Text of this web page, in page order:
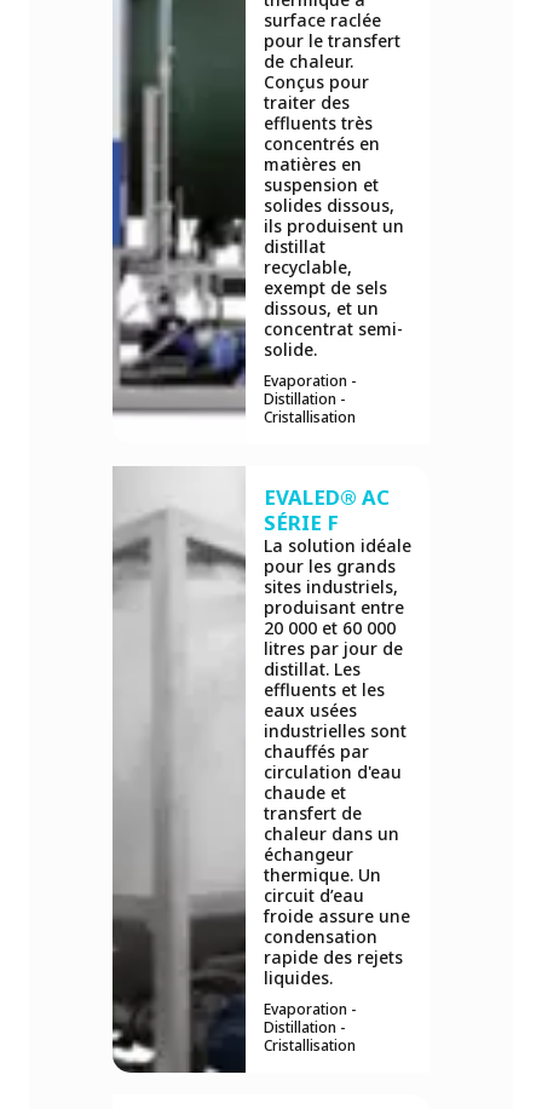
surface raclée
pour le transfert
de chaleur.
Conçus pour
traiter des
effluents très
concentrés en
matières en
suspension et
solides dissous,
ils produisent un
distillat
recyclable,
exempt de sels
dissous, et un
concentrat semi-
solide.
Evaporation -
Distillation -
Cristallisation
EVALED® AC
SÉRIE F
La solution idéale
pour les grands
sites industriels,
produisant entre
20 000 et 60 000
litres par jour de
distillat. Les
effluents et les
eaux usées
industrielles sont
chauffés par
circulation d'eau
chaude et
transfert de
chaleur dans un
échangeur
thermique. Un
circuit d’eau
froide assure une
condensation
rapide des rejets
liquides.
Evaporation -
Distillation -
Cristallisation